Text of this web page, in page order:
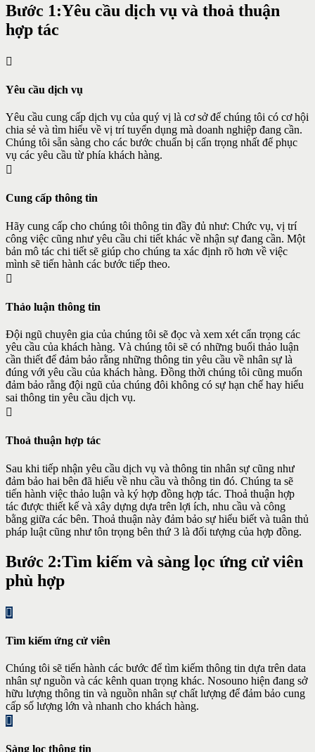
Bước 1:Yêu cầu dịch vụ và thoả thuận
hợp tác
Yêu cầu dịch vụ
Yêu cầu cung cấp dịch vụ của quý vị là cơ sở để chúng tôi có cơ hội
chia sẻ và tìm hiểu về vị trí tuyển dụng mà doanh nghiệp đang cần.
Chúng tôi sẵn sàng cho các bước chuẩn bị cẩn trọng nhất để phục
vụ các yêu cầu từ phía khách hàng.
Cung cấp thông tin
Hãy cung cấp cho chúng tôi thông tin đầy đủ như: Chức vụ, vị trí
công việc cũng như yêu cầu chi tiết khác về nhận sự đang cần. Một
bản mô tác chi tiết sẽ giúp cho chúng ta xác định rõ hơn về việc
mình sẽ tiến hành các bước tiếp theo.
Thảo luận thông tin
Đội ngũ chuyên gia của chúng tôi sẽ đọc và xem xét cẩn trọng các
yêu cầu của khách hàng. Và chúng tôi sẽ có những buổi thảo luận
cần thiết để đảm bảo rằng những thông tin yêu cầu về nhân sự là
đúng với yêu cầu của khách hàng. Đồng thời chúng tôi cũng muốn
đảm bảo rằng đội ngũ của chúng đôi không có sự hạn chế hay hiểu
sai thông tin yêu cầu dịch vụ.
Thoả thuận hợp tác
Sau khi tiếp nhận yêu cầu dịch vụ và thông tin nhân sự cũng như
đảm bảo hai bên đã hiểu về nhu cầu và thông tin đó. Chúng ta sẽ
tiến hành việc thảo luận và ký hợp đồng hợp tác. Thoả thuận hợp
tác được thiết kế và xây dựng dựa trên lợi ích, nhu cầu và công
bằng giữa các bên. Thoả thuận này đảm bảo sự hiểu biết và tuân thủ
pháp luật cũng như tôn trọng bên thứ 3 là đối tượng của hợp đồng.
Bước 2:Tìm kiếm và sàng lọc ứng cử viên
phù hợp
Tìm kiếm ứng cử viên
Chúng tôi sẽ tiến hành các bước để tìm kiếm thông tin dựa trên data
nhân sự nguồn và các kênh quan trọng khác. Nosouno hiện đang sở
hữu lượng thông tin và nguồn nhân sự chất lượng để đảm bảo cung
cấp số lượng lớn và nhanh cho khách hàng.
Sàng lọc thông tin